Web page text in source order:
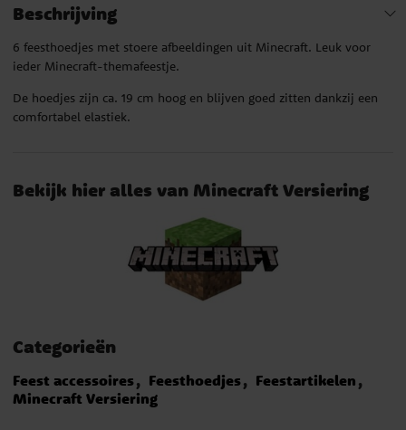
Beschrijving
6 feesthoedjes met stoere afbeeldingen uit Minecraft. Leuk voor
ieder Minecraft-themafeestje.
De hoedjes zijn ca. 19 cm hoog en blijven goed zitten dankzij een
comfortabel elastiek.
Bekijk hier alles van Minecraft Versiering
Categorieën
Feest accessoires Feesthoedjes
Feestartikelen
Minecraft Versiering